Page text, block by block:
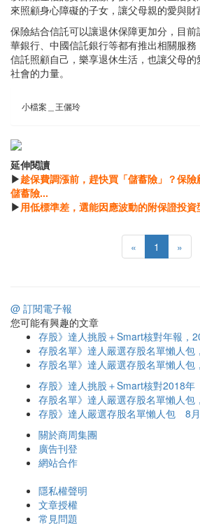
來照顧身心障礙的子女，讓父母親的愛與財
保險結合信託可以讓退休保障更加分，目
華銀行、中國信託銀行等都有推出相關服
信託照顧自己，樂享退休生活，也讓父母
社會的力量。
小檔案＿王儷玲
延伸閱讀
▶趁保費調漲前，趕快買「儲蓄險」？保
儲蓄險...
▶用低標準差，選能因應波動的附保證投
« 1 »
@ 訂閱電子報
您可能有興趣的文章
存股》達人挑股＋Smart核對年報，
存股名單》達人嚴選存股名單懶人包
存股名單》達人嚴選存股名單懶人包
存股》達人挑股＋Smart核對2018年
存股名單》達人嚴選存股名單懶人包
存股》達人嚴選存股名單懶人包 8
關於商周集團
廣告刊登
網站合作
隱私權聲明
文章授權
常見問題